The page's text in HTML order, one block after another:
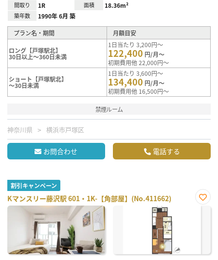
間取り 1R 面積 18.36m²
築年数 1990年 6月 築
プラン名・期間 月額目安
ロング【戸塚駅北】
30日以上～360日未満
1日当たり 3,200円～
122,400 円/月～
初期費用他 22,000円～
ショート【戸塚駅北】
～30日未満
1日当たり 3,600円～
134,400 円/月～
初期費用他 16,500円～
禁煙ルーム
神奈川県 横浜市戸塚区
お問合わせ 電話する
割引キャンペーン
Kマンスリー藤沢駅 601・1K-【角部屋】(No.411662)
お気